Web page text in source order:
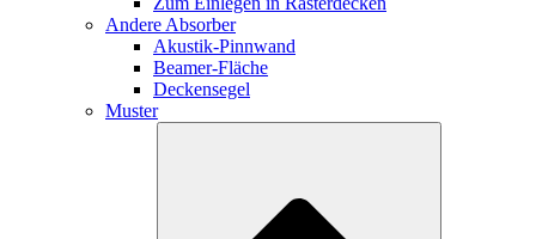
Andere Absorber
Akustik-Pinnwand
Beamer-Fläche
Deckensegel
Muster